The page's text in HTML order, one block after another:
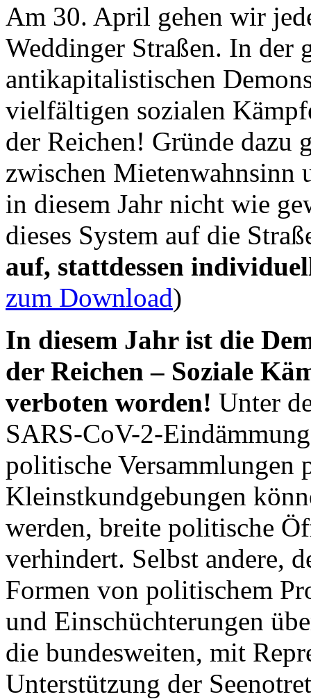
Am 30. April gehen wir
Weddinger Straßen. In der
antikapitalistischen
vielfältigen sozialen
der Reichen! Gründe dazu
zwischen Mietenwahnsinn
in diesem Jahr nicht wie
dieses System auf die
auf, stattdessen
zum Download)
In diesem Jahr ist die
der Reichen – Soziale
verboten worden! Unter
SARS-CoV-2-
politische
Kleinstkundgebungen
werden, breite politische
verhindert. Selbst andere,
Formen von politischem
und Einschüchterungen
die bundesweiten, mit
Unterstützung der